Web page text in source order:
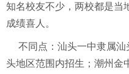
知名校友不少，两校都是当
成绩喜人。
不同点：汕头一中隶属汕
头地区范围内招生；潮州金